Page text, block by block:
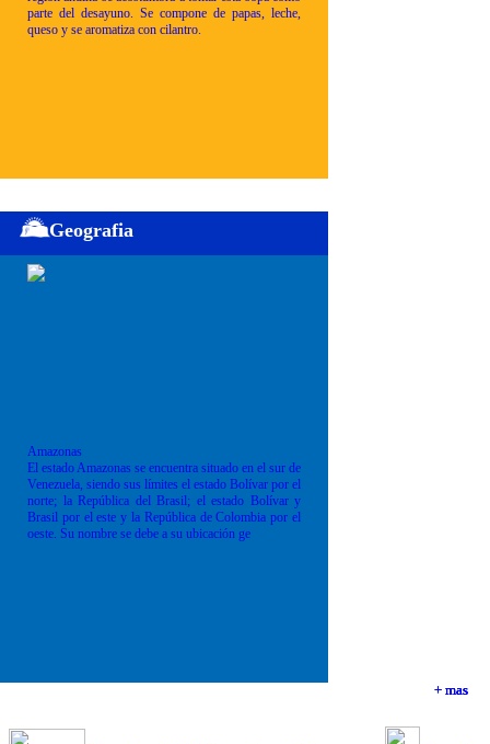
+ mas
+ mas
parte del desayuno. Se compone de papas, leche,
queso y se aromatiza con cilantro.
+ mas
Geografia
Amazonas
El estado Amazonas se encuentra situado en el sur de
Venezuela, siendo sus límites el estado Bolívar por el
norte; la República del Brasil; el estado Bolívar y
Brasil por el este y la República de Colombia por el
oeste. Su nombre se debe a su ubicación ge
+ mas